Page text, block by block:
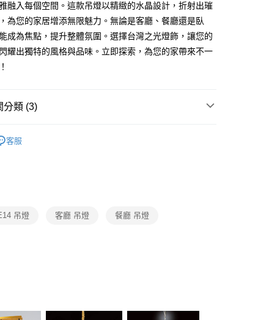
後付
先享後付」】
後付是「在收到商品之後才付款」的支付方式。 讓您購物簡單
只要手機號碼，簡訊認證，即可結帳。
先享後付」結帳流程】
的店家。未經商家同意取消之訂單仍視為有效，需透過AFTEE
予恩沛科技股份有限公司。
配
融入每個空間。這款吊燈以精緻的水晶設計，折射出璀
為您的家居增添無限魅力。無論是客廳、餐廳還是臥
成為焦點，提升整體氛圍。選擇台灣之光燈飾，讓您的
耀出獨特的風格與品味。立即探索，為您的家帶來不一
分類 (3)
客服
吊燈 客廳 吊燈 餐廳 吊燈